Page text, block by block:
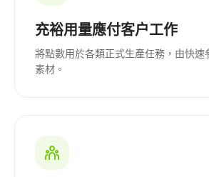
充裕用量應付客户工作
將點數用於各類正式生產任務，由快速
素材。